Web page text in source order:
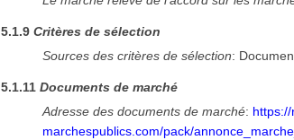
5.1.9Critères de sélection
Sources des critères de sélection:
5.1.11Documents de marché
Adresse des documents de marché:
marchespublics.com/pack/